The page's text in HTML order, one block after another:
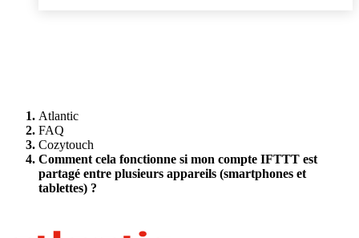
Atlantic
FAQ
Cozytouch
Comment cela fonctionne si mon compte IFTTT est
partagé entre plusieurs appareils (smartphones et
tablettes) ?